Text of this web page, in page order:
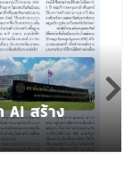
AI สร้าง